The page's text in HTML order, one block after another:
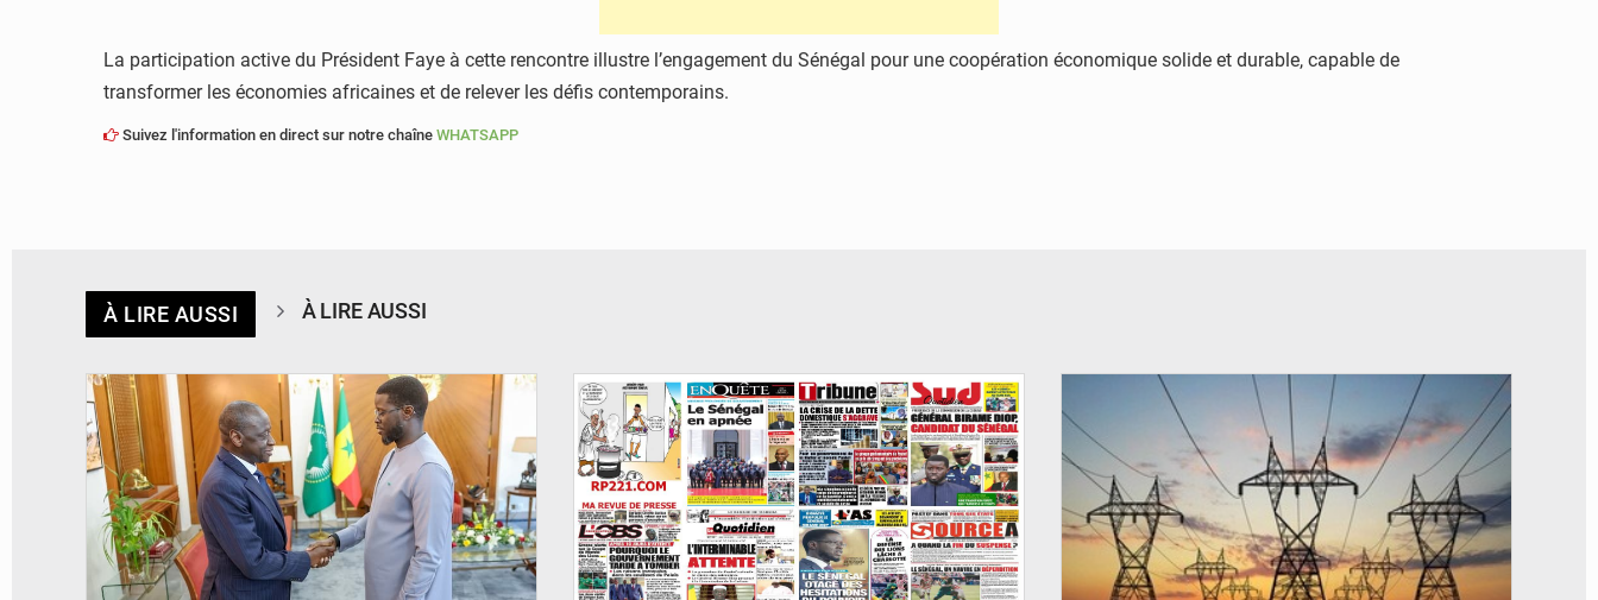
La participation active du Président Faye à cette rencontre illustre l’engagement du Sénégal pour une coopération économique solide et durable, capable de
transformer les économies africaines et de relever les défis contemporains.
Suivez l'information en direct sur notre chaîne WHATSAPP
À LIRE AUSSI À LIRE AUSSI